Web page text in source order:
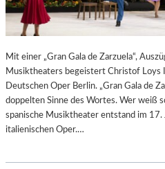
Mit einer „Gran Gala de Zarzuela“,
Musiktheaters begeistert Christof Loys
Deutschen Oper Berlin. „Gran Gala de
doppelten Sinne des Wortes. Wer weiß
spanische Musiktheater entstand im 17.
italienischen Oper.…